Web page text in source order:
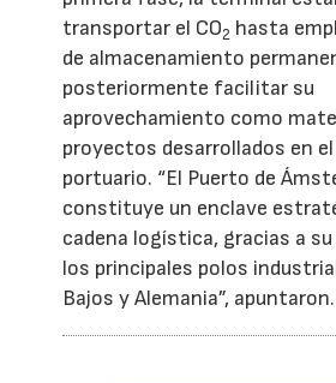
transportar el CO2 hasta
de almacenamiento
posteriormente facilitar su
aprovechamiento como
proyectos desarrollados en
portuario. “El Puerto de
constituye un enclave
cadena logística, gracias a
los principales polos
Bajos y Alemania”, apuntaron.